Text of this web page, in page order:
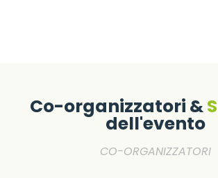
Co-organizzatori &
dell'evento
CO-ORGANIZZATORI